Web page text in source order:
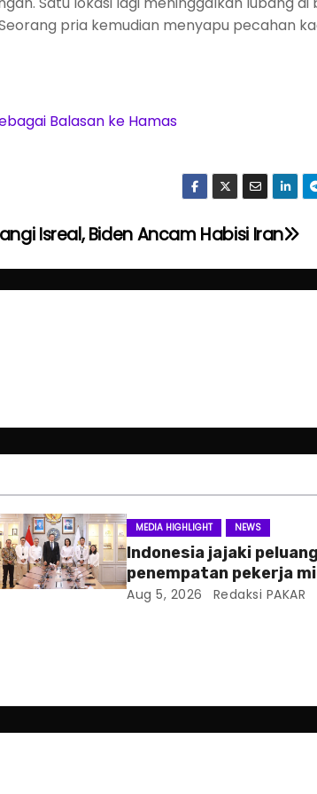
pria kemudian menyapu pecahan
Balasan ke Hamas
Isreal, Biden Ancam Habisi Iran
MEDIA HIGHLIGHT NEWS
Indonesia jajaki peluang
penempatan pekerja
Slowakia
Aug 5, 2026 Redaksi PAKAR